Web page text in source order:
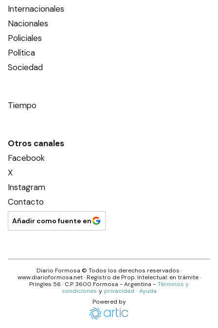
Internacionales
Nacionales
Policiales
Política
Sociedad
Tiempo
Otros canales
Facebook
X
Instagram
Contacto
Añadir como fuente en
Diario Formosa © Todos los derechos reservados ·
www.diarioformosa.net · Registro de Prop. Intelectual: en trámite ·
Pringles 56 · C.P.3600 Formosa - Argentina - Términos y
condiciones y privacidad · Ayuda
Powered by